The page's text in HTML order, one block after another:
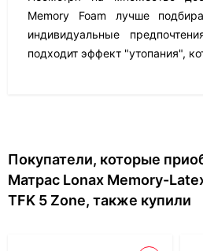
Memory Foam лучше
индивидуальные
подходит эффект "утопания",
Покупатели, которые
Матрас Lonax Memory-
TFK 5 Zone, также купили